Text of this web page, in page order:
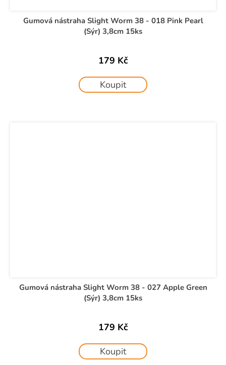
Gumová nástraha Slight Worm 38 - 018 Pink Pearl
(Sýr) 3,8cm 15ks
179 Kč
Koupit
Gumová nástraha Slight Worm 38 - 027 Apple Green
(Sýr) 3,8cm 15ks
179 Kč
Koupit